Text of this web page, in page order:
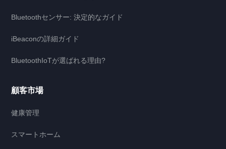
Bluetoothセンサー: 決定的なガイド
iBeaconの詳細ガイド
BluetoothIoTが選ばれる理由?
顧客市場
健康管理
スマートホーム